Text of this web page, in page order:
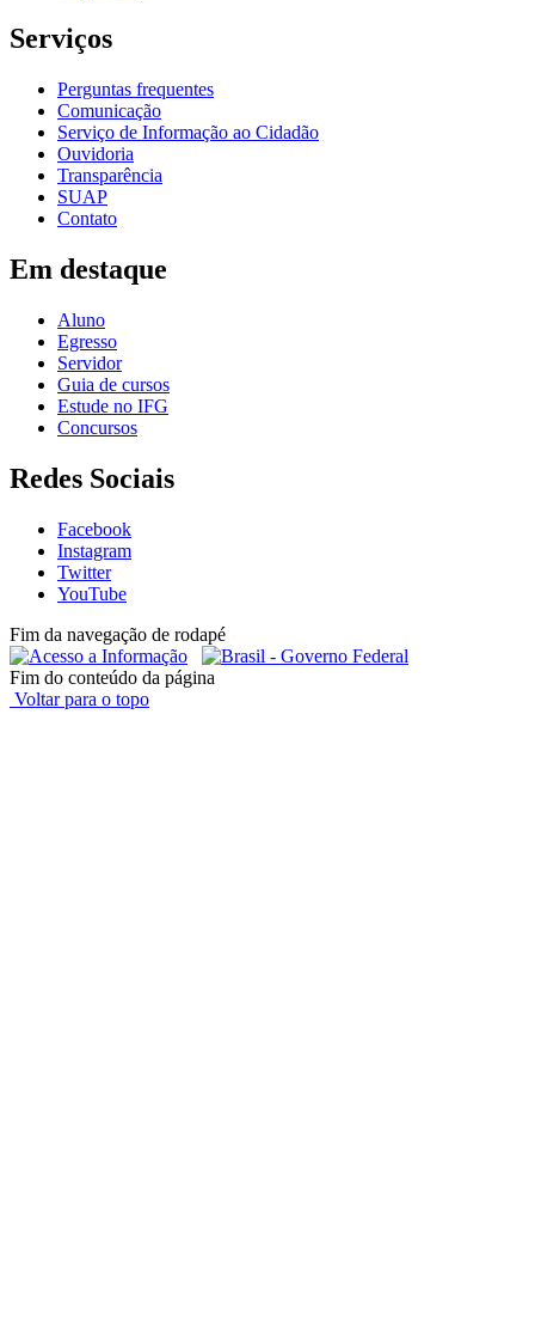
Serviços
Perguntas frequentes
Comunicação
Serviço de Informação ao Cidadão
Ouvidoria
Transparência
SUAP
Contato
Em destaque
Aluno
Egresso
Servidor
Guia de cursos
Estude no IFG
Concursos
Redes Sociais
Facebook
Instagram
Twitter
YouTube
Fim da navegação de rodapé
Fim do conteúdo da página
Voltar para o topo